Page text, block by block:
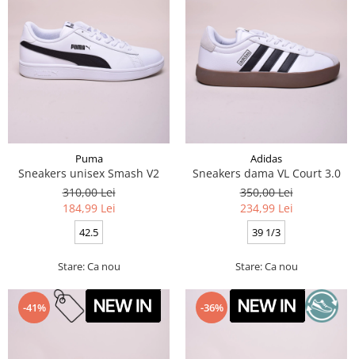
Puma
Sneakers unisex Smash V2
310,00 Lei
184,99 Lei
42.5
Stare: Ca nou
Adidas
Sneakers dama VL Court 3.0
350,00 Lei
234,99 Lei
39 1/3
Stare: Ca nou
-41% -36%